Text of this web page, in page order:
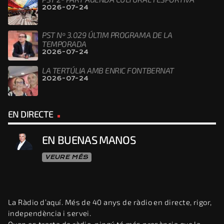
2026-07-24
PST Nº 3.029 ÚLTIM PROGRAMA DE LA
TEMPORADA
2026-07-24
LA TERTÚLIA AMB ENRIC FONTBERNAT
2026-07-24
EN DIRECTE
EN BUENAS MANOS
VEURE MÉS
La Ràdio d’aquí. Més de 40 anys de ràdio en directe, rigor,
independència i servei.